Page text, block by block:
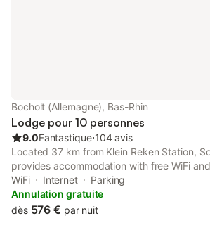
Bocholt (Allemagne), Bas-Rhin
Lodge pour 10 personnes
9.0Fantastique⋅104 avis
Located 37 km from Klein Reken Station,
provides accommodation with free WiFi
parking. Some units include a terrace and/
garden views. Guests at the lodge can
breakfast.
WiFi Internet
Parking
Annulation gratuite
dès 576 € par nuit